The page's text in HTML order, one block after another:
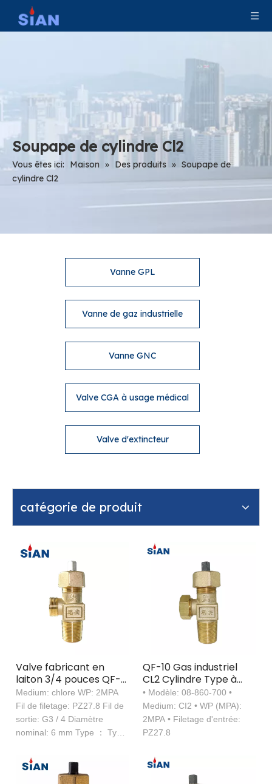
Soupape de cylindre Cl2
Vous êtes ici: Maison » Des produits » Soupape de
cylindre Cl2
Vanne GPL
Vanne de gaz industrielle
Vanne GNC
Valve CGA à usage médical
Valve d'extincteur
catégorie de produit
Valve fabricant en
laiton 3/4 pouces QF-
10 Cylindre de
commande de gaz
chlore
Medium: chlore WP: 2MPA
Fil de filetage: PZ27.8 Fil de
sortie: G3 / 4 Diamètre
nominal: 6 mm Type ： Type
QF-10 Gas industriel
CL2 Cylindre Type à
aiguille en laiton
• Modèle: 08-860-700 •
Medium: CI2 • WP (MPA):
2MPA • Filetage d'entrée:
PZ27.8